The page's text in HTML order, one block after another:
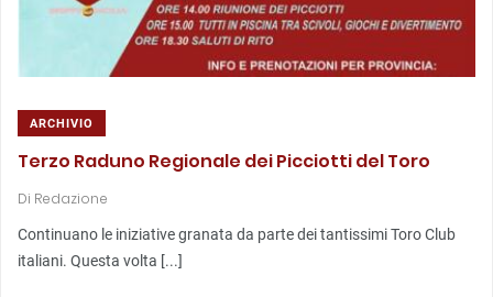
ARCHIVIO
Terzo Raduno Regionale dei Picciotti del Toro
Di Redazione
Continuano le iniziative granata da parte dei tantissimi Toro Club
italiani. Questa volta [...]